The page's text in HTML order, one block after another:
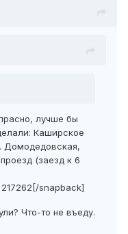
лучше бы
Каширское
Домодедовская,
(заезд к 6
217262[/snapback]
Что-то не въеду.